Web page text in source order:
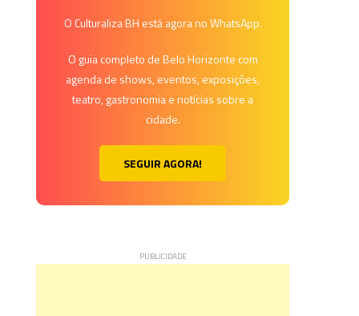
O Culturaliza BH está agora no WhatsApp.
O guia completo de Belo Horizonte com
agenda de shows, eventos, exposições,
teatro, gastronomia e notícias sobre a
cidade.
SEGUIR AGORA!